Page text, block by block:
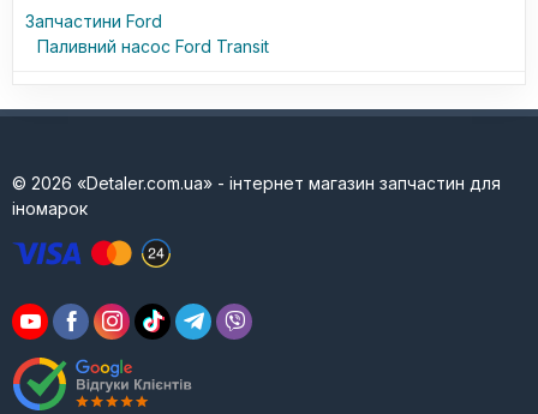
Запчастини Ford
Паливний насос Ford Transit
© 2026 «Detaler.com.ua» - інтернет магазин запчастин для
іномарок